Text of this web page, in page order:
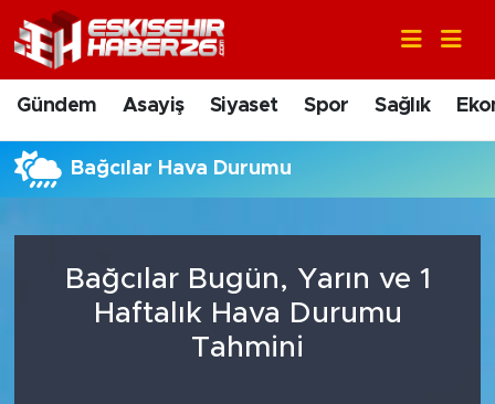
Gündem Asayiş Siyaset Spor Sağlık
Bağcılar Hava Durumu
Bağcılar Bugün, Yarın ve 1
Haftalık Hava Durumu
Tahmini
Gündem
Asayiş
Siyaset
Sağlık
Nöbetçi Eczaneler
Hava Durumu
Trafik Durumu
Tüm Manşetler